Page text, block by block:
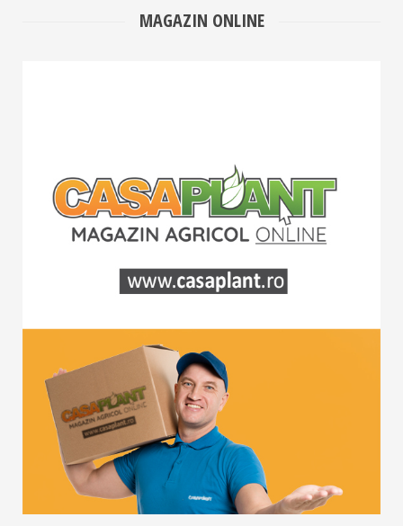
MAGAZIN ONLINE
pentru protecția plantelor.
De peste 30 ani, preocuparea noastră a fost aceea
de a le oferi clienților game de produse diversificate
și atent selecționate, prețuri competitive și un
excelent confort la cumpărături. Magazinul online
CASAPLANT completează eforturile pe care le-am
trecerea la un nivel superior în relaționarea cu
clienții.
Astfel, produsele din portofoliul GLISSANDO devin
accesibile agricultorilor mici și mari, indiferent de
locație, în cel mai scurt timp, printr-un simplu click.
Spor la cumpărături!
www.casaplant.ro